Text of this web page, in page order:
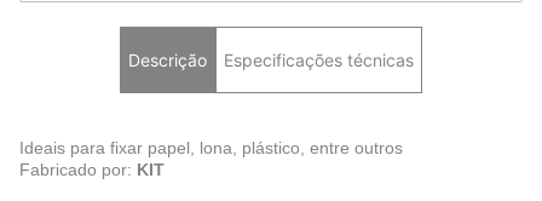
Descrição Especificações técnicas
Ideais para fixar papel, lona, plástico, entre outros
Fabricado por: KIT